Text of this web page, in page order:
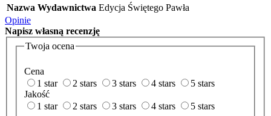
Nazwa Wydawnictwa Edycja Świętego Pawła
Opinie
Napisz własną recenzję
Twoja ocena
Cena
1 star
2 stars 3 stars 4 stars
5 stars
Jakość
1 star
2 stars 3 stars 4 stars
5 stars